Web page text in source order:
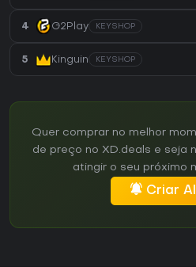
4 G2Play KEYSHOP
5 Kinguin KEYSHOP
Quer comprar no melhor
de preço no XD.deals e seja
atingir o seu próximo
Criar